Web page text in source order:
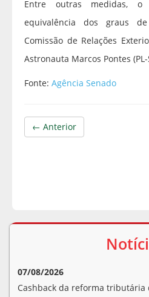
Entre outras medidas, o
equivalência dos graus
Comissão de Relações
Astronauta Marcos Pontes (PL-
Fonte: Agência Senado
← Anterior
07/08/2026
Cashback da reforma tributária